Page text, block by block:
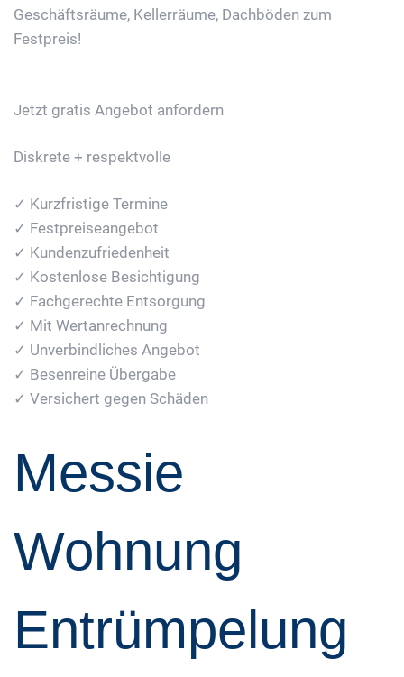
Geschäftsräume, Kellerräume, Dachböden zum
Festpreis!
Jetzt gratis Angebot anfordern
Diskrete + respektvolle
✓ Kurzfristige Termine
✓ Festpreiseangebot
✓ Kundenzufriedenheit
✓ Kostenlose Besichtigung
✓ Fachgerechte Entsorgung
✓ Mit Wertanrechnung
✓ Unverbindliches Angebot
✓ Besenreine Übergabe
✓ Versichert gegen Schäden
Messie
Wohnung
Entrümpelung